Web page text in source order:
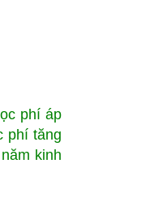
phí áp
phí tăng
kinh